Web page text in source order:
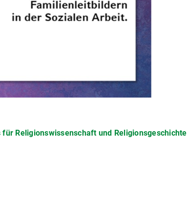
Religionswissenschaft und Religionsgeschichte